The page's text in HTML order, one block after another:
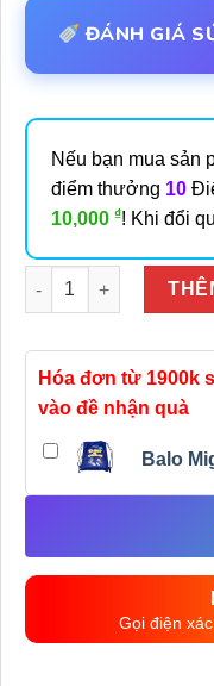
ĐÁNH GIÁ
Nếu bạn mua sản
điểm thưởng 10
10,000 ₫! Khi đổi
Số lượng
Hóa đơn từ 1900k
vào đề nhận quà
Balo
Gọi điện